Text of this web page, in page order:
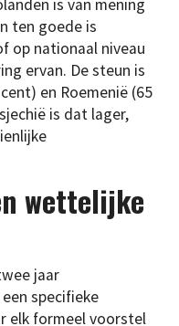
is van mening
ten goede is
op nationaal niveau
ervan. De steun is
en Roemenië (65
is dat lager,
wettelijke
jaar
specifieke
elk formeel voorstel